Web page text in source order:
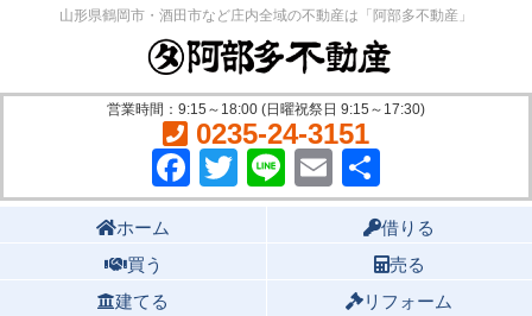
山形県鶴岡市・酒田市など庄内全域の不動産は「阿部多不動産」
営業時間：9:15～18:00 (日曜祝祭日 9:15～17:30)
0235-24-3151
Facebook
Twitter
LineEmail
有
ホーム
借りる
買う
売る
建てる
リフォーム